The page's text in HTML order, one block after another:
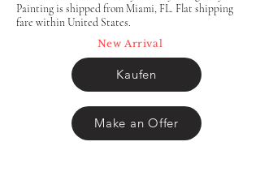
Painting is shipped from Miami, FL. Flat shipping
fare within United States.
New Arrival
Kaufen
Make an Offer